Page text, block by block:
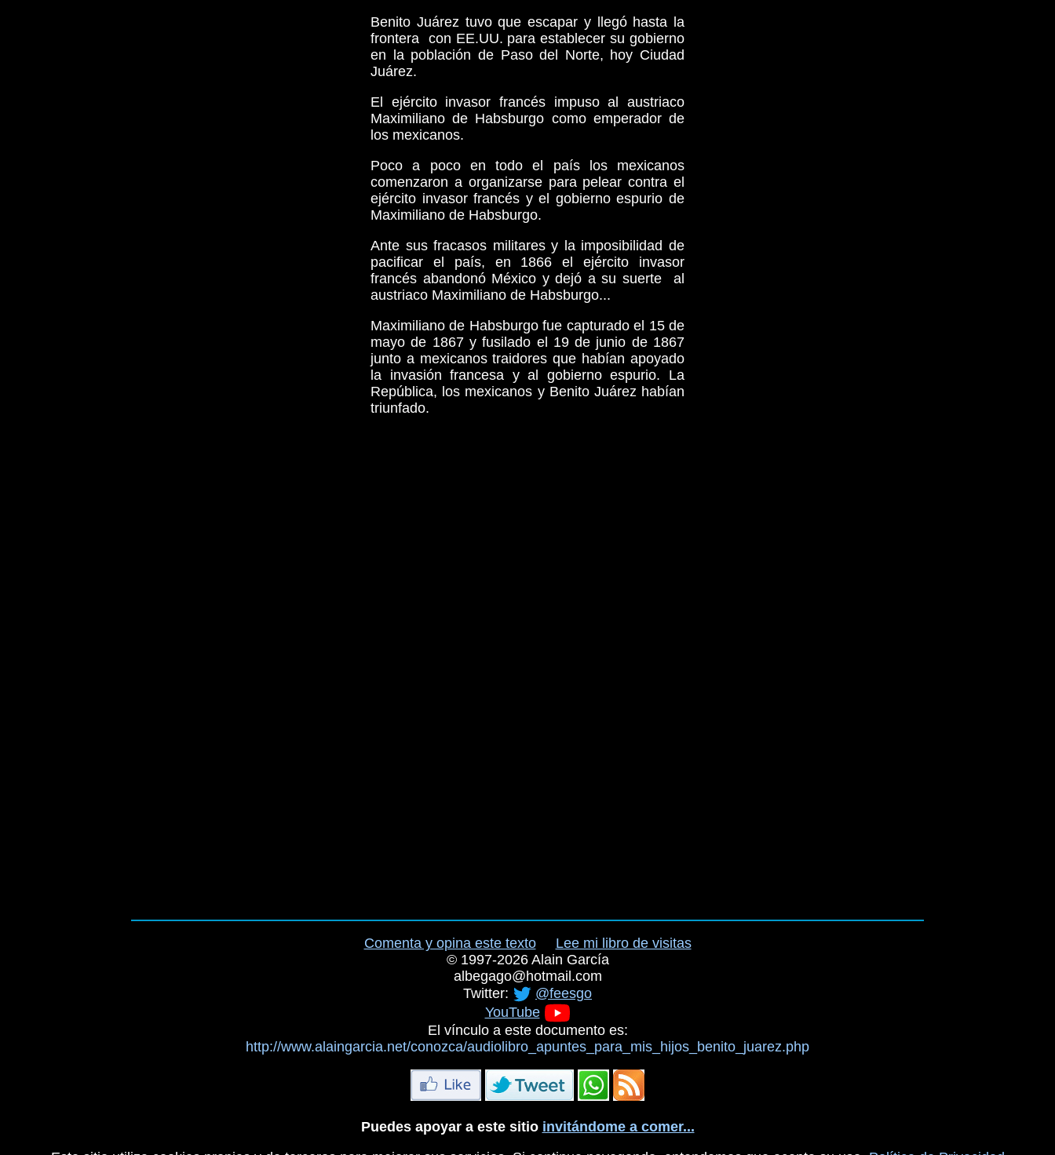
Benito Juárez tuvo que escapar y llegó hasta la
frontera con EE.UU. para establecer su gobierno
en la población de Paso del Norte, hoy Ciudad
Juárez.
El ejército invasor francés impuso al austriaco
Maximiliano de Habsburgo como emperador de
los mexicanos.
Poco a poco en todo el país los mexicanos
comenzaron a organizarse para pelear contra el
ejército invasor francés y el gobierno espurio de
Maximiliano de Habsburgo.
Ante sus fracasos militares y la imposibilidad de
pacificar el país, en 1866 el ejército invasor
francés abandonó México y dejó a su suerte al
austriaco Maximiliano de Habsburgo...
Maximiliano de Habsburgo fue capturado el 15 de
mayo de 1867 y fusilado el 19 de junio de 1867
junto a mexicanos traidores que habían apoyado
la invasión francesa y al gobierno espurio. La
República, los mexicanos y Benito Juárez habían
triunfado.
Comenta y opina este texto
Lee mi libro de visitas
©1997-2026 Alain García
albegago@hotmail.com
Twitter:
@feesgo
YouTube
El vínculo a este documento es:
http://www.alaingarcia.net/conozca/audiolibro_apuntes_para_mis_hijos_benito_juarez.php
Puedes apoyar a este sitio invitándome a comer...